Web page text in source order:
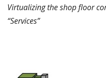
Virtualizing the shop floor
“Services”